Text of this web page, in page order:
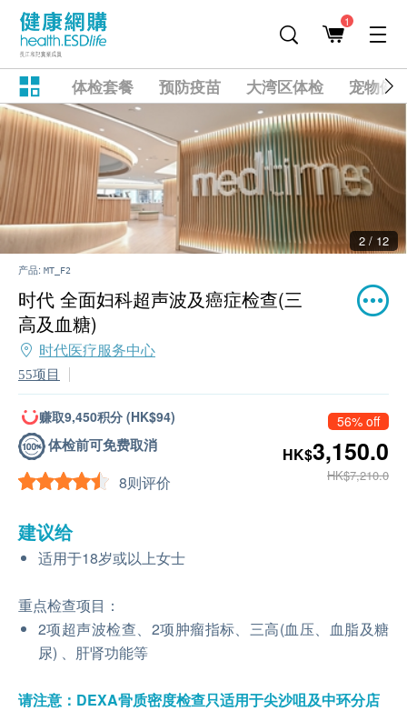
1
体检套餐 预防疫苗 大湾区体检 宠物健
2 / 12
产品: MT_F2
时代 全面妇科超声波及癌症检查(三
高及血糖)
时代医疗服务中心
55项目
赚取9,450积分 (HK$94)
体检前可免费取消
8则评价
56% off
HK$3,150.0
HK$7,210.0
建议给
适用于18岁或以上女士
重点检查项目：
2项超声波检查、2项肿瘤指标、三高(血压、血脂及糖
尿) 、肝肾功能等
请注意：DEXA骨质密度检查只适用于尖沙咀及中环分店